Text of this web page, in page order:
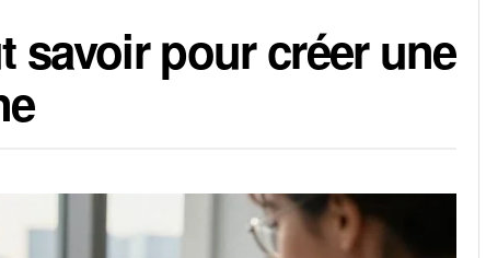
savoir pour créer une